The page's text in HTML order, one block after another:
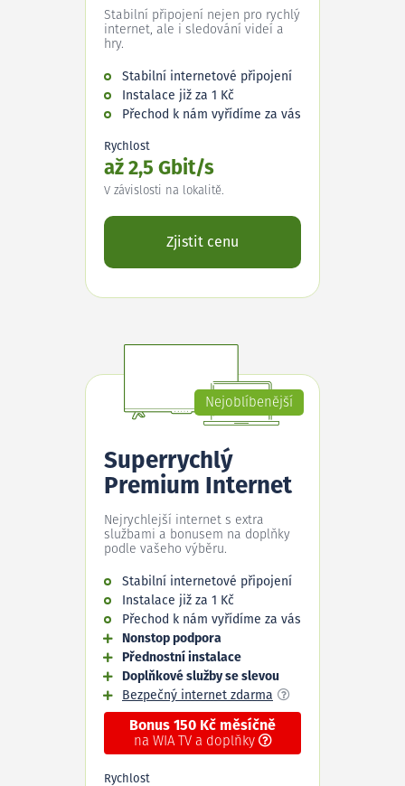
Stabilní připojení nejen pro rychlý
internet, ale i sledování videí a
hry.
Stabilní internetové připojení
Instalace již za 1 Kč
Přechod k nám vyřídíme za vás
Rychlost
až 2,5 Gbit/s
V závislosti na lokalitě.
Zjistit cenu
Nejoblíbenější
Superrychlý
Premium Internet
Nejrychlejší internet s extra
službami a bonusem na doplňky
podle vašeho výběru.
Stabilní internetové připojení
Instalace již za 1 Kč
Přechod k nám vyřídíme za vás
Nonstop podpora
Přednostní instalace
Doplňkové služby se slevou
Bezpečný internet zdarma
Bonus 150 Kč měsíčně
na WIA TV a doplňky
Rychlost